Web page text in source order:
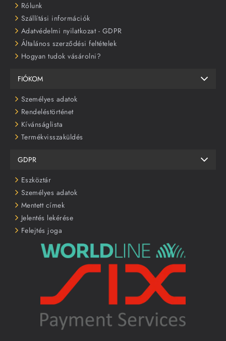
Rólunk
Szállítási információk
Adatvédelmi nyilatkozat - GDPR
Általános szerződési feltételek
Hogyan tudok vásárolni?
FIÓKOM
Személyes adatok
Rendeléstörténet
Kívánságlista
Termékvisszaküldés
GDPR
Eszköztár
Személyes adatok
Mentett címek
Jelentés lekérése
Felejtés joga